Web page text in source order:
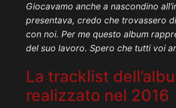
Giocavamo anche a nascondino
presentava, credo che trovassero
con noi. Per me questo album
del suo lavoro. Spero che tutti voi
La tracklist
realizzato nel 2016